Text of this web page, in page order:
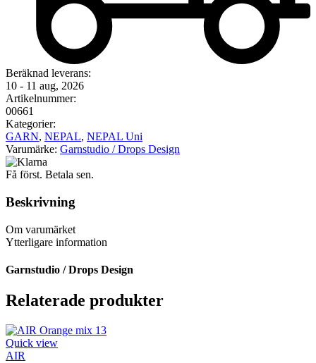
Beräknad leverans:
10 - 11 aug, 2026
Artikelnummer:
00661
Kategorier:
GARN, NEPAL, NEPAL Uni
Varumärke: Garnstudio / Drops Design
Få först. Betala sen.
Beskrivning
Om varumärket
Ytterligare information
Garnstudio / Drops Design
Relaterade produkter
Quick view
AIR